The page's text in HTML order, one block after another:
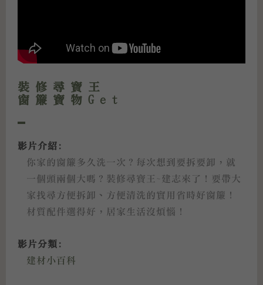
裝修尋寶王
窗簾寶物Get
影片介紹:
你家的窗簾多久洗一次？每次想到要拆要卸，就
一個頭兩個大嗎？裝修尋寶王~建志來了！要帶大
家找尋方便拆卸、方便清洗的實用省時好窗簾！
材質配件選得好，居家生活沒煩惱！
影片分類:
建材小百科